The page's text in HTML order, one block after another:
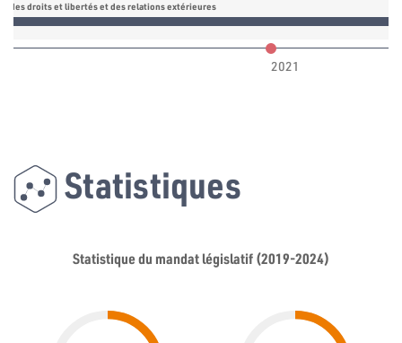
des droits et libertés et des relations extérieures
2021
Statistiques
Statistique du mandat législatif (2019-2024)